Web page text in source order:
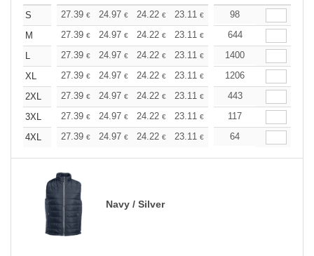
S 27.39 € 24.97 € 24.22 € 23.11 € 21.80€
98
M
27.39 € 24.97 € 24.22 € 23.11 € 21.80€
644
L
27.39 € 24.97 € 24.22 € 23.11 € 21.80€
1400
XL
27.39 € 24.97 € 24.22 € 23.11 € 21.80€
1206
2XL
27.39 € 24.97 € 24.22 € 23.11 € 21.80€
443
3XL
27.39 € 24.97 € 24.22 € 23.11 € 21.80€
117
4XL
27.39 € 24.97 € 24.22 € 23.11 € 21.80€
64
Navy / Silver